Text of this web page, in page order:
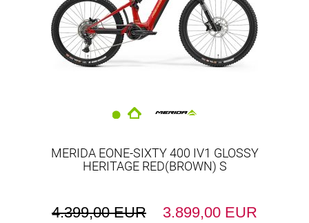
MERIDA EONE-SIXTY 400 IV1 GLOSSY
HERITAGE RED(BROWN) S
4.399,00 EUR 3.899,00 EUR